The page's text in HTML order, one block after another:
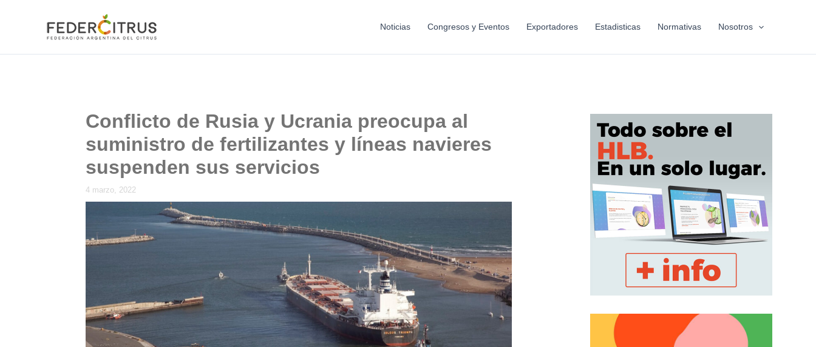
Noticias Congresos y Eventos Exportadores Estadisticas Normativas Nosotros
Conflicto de Rusia y Ucrania preocupa al
suministro de fertilizantes y líneas navieres
suspenden sus servicios
4 marzo, 2022